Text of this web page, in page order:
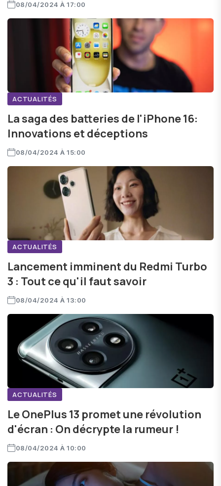
08/04/2024 À 17:00
ACTUALITÉS
La saga des batteries de l'iPhone 16:
Innovations et déceptions
08/04/2024 À 15:00
ACTUALITÉS
Lancement imminent du Redmi Turbo
3 : Tout ce qu'il faut savoir
08/04/2024 À 13:00
ACTUALITÉS
Le OnePlus 13 promet une révolution
d'écran : On décrypte la rumeur !
08/04/2024 À 10:00